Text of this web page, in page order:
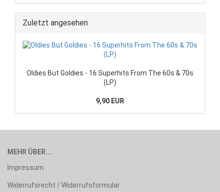
Zuletzt angesehen
Oldies But Goldies - 16 Superhits From The 60s & 70s
(LP)
9,90 EUR
MEHR ÜBER...
Impressum
Widerrufsrecht / Widerrufsformular